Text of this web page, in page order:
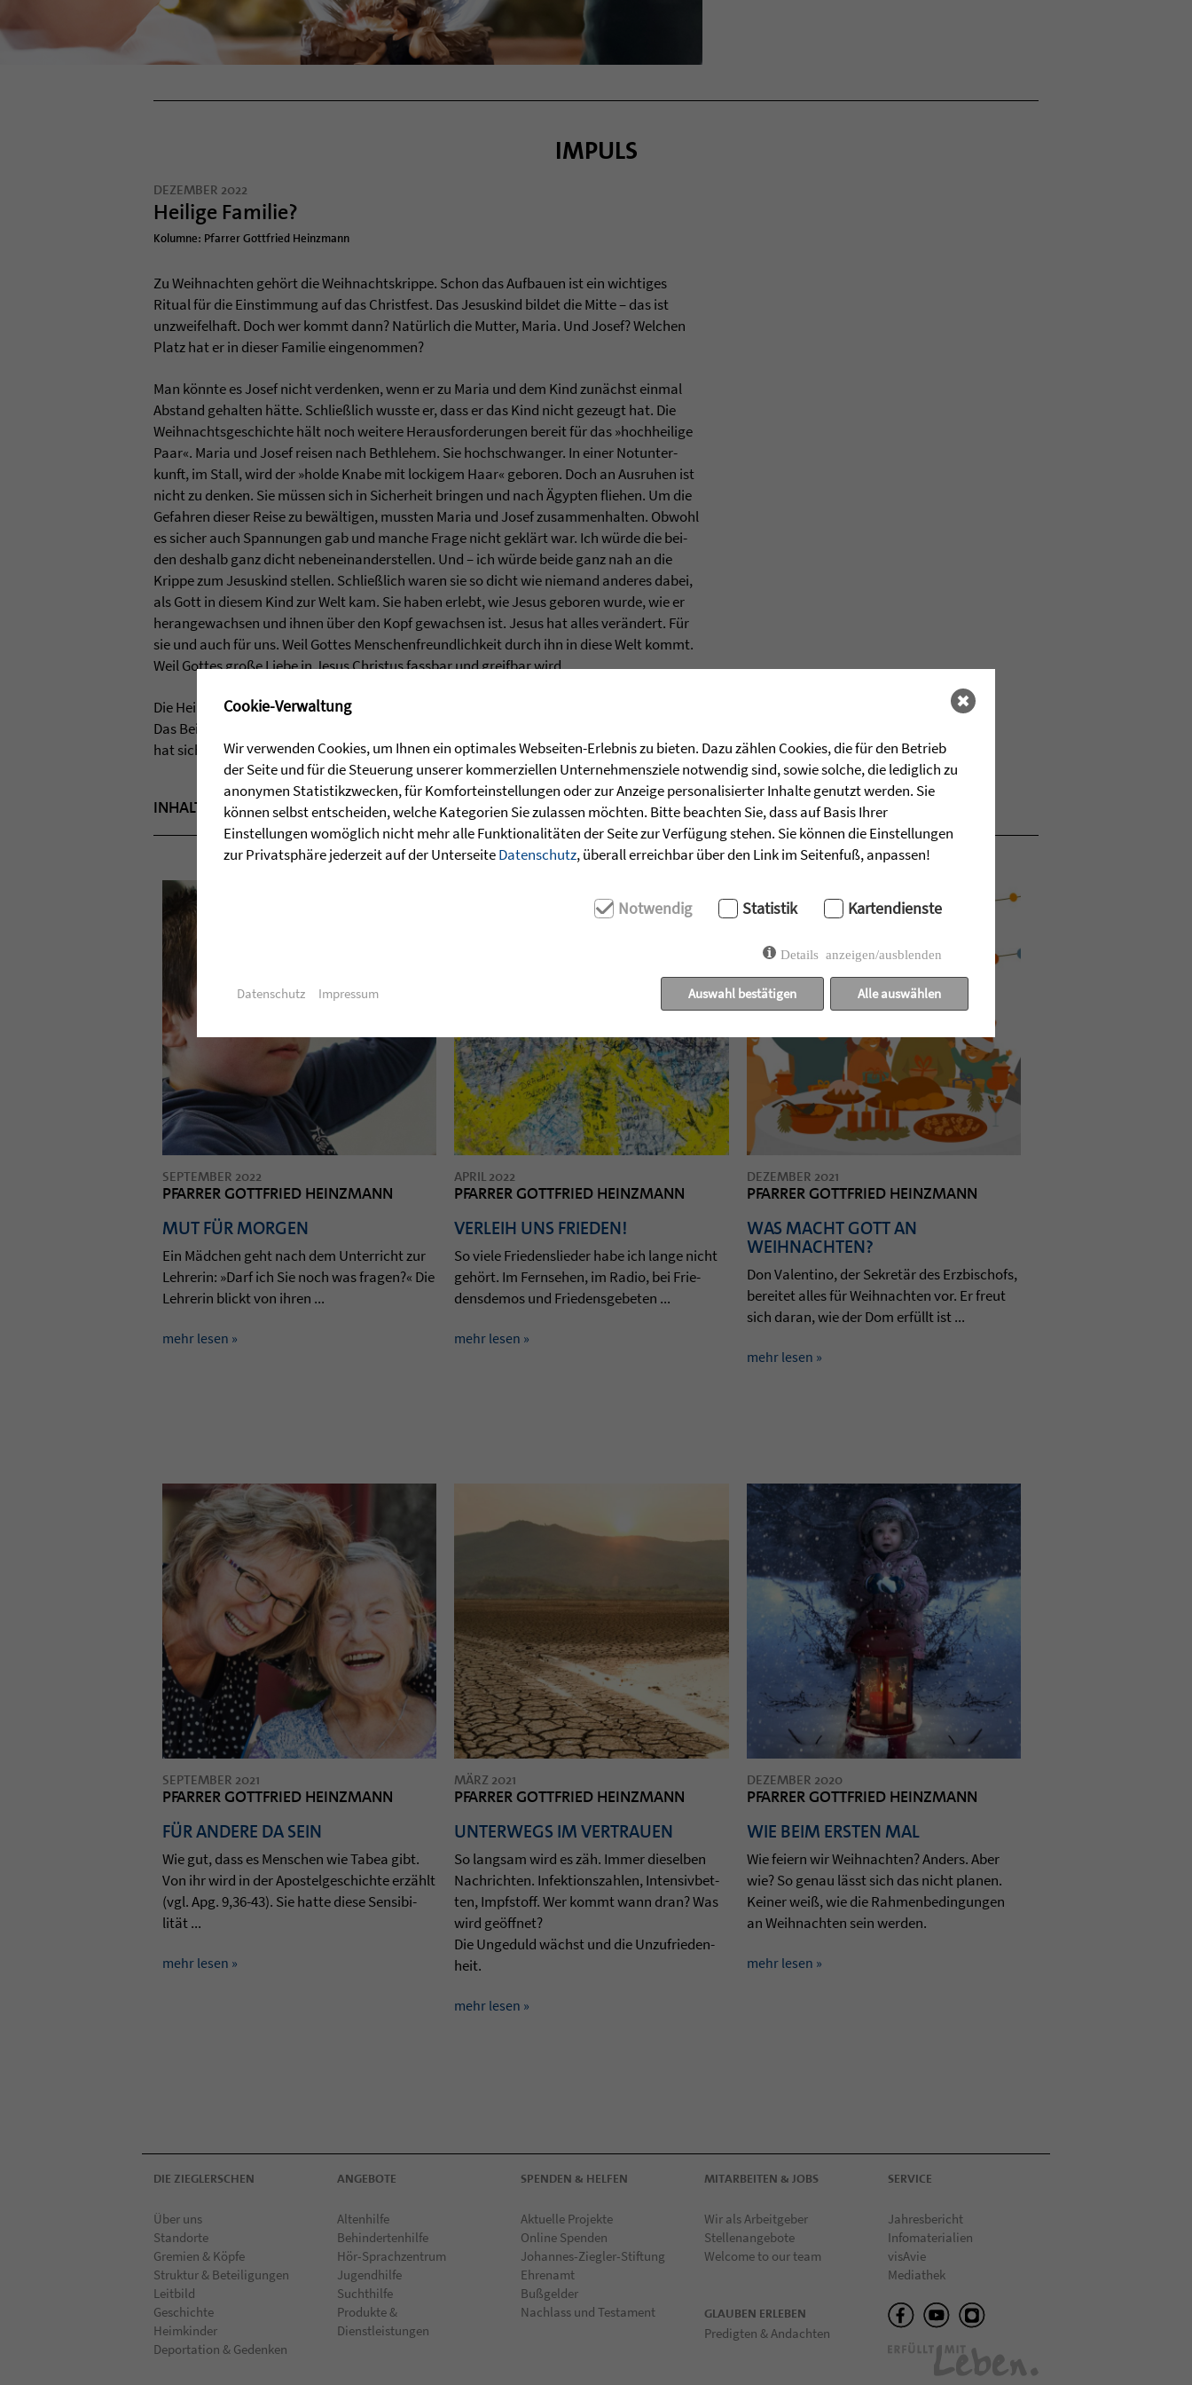
IMPULS
DEZEMBER 2022
Heilige Familie?
Kolumne: Pfarrer Gottfried Heinzmann
Zu Weih­nach­ten gehört die Weih­nachtskrippe. Schon das Auf­bauen ist ein wich­ti­ges
Ritual für die Ein­stim­mung auf das Christ­fest. Das Jesus­kind bil­det die Mitte – das ist
unzwei­fel­haft. Doch wer kommt dann? Natürlich die Mut­ter, Maria. Und Josef? Wel­chen
Platz hat er in die­ser Fami­lie ein­ge­nom­men?
Man könnte es Josef nicht ver­den­ken, wenn er zu Maria und dem Kind zunächst ein­mal
Abstand gehal­ten hätte. Sch­ließlich wusste er, dass er das Kind nicht gezeugt hat. Die
Weih­nachts­ge­schichte hält noch wei­tere Her­aus­for­de­run­gen bereit für das »hoch­hei­lige
Paar«. Maria und Josef rei­sen nach Beth­le­hem. Sie hoch­schwan­ger. In einer Not­un­ter­
kunft, im Stall, wird der »holde Knabe mit locki­gem Haar« gebo­ren. Doch an Aus­ru­hen ist
nicht zu den­ken. Sie müssen sich in Sicher­heit brin­gen und nach Ägyp­ten flie­hen. Um die
Gefah­ren die­ser Reise zu bewälti­gen, muss­ten Maria und Josef zusam­men­hal­ten. Obwohl
es sicher auch Span­nun­gen gab und man­che Frage nicht geklärt war. Ich würde die bei­
den des­halb ganz dicht neben­ein­an­der­stel­len. Und – ich würde beide ganz nah an die
Krippe zum Jesus­kind stel­len. Sch­ließlich waren sie so dicht wie nie­mand ande­res dabei,
als Gott in die­sem Kind zur Welt kam. Sie haben erlebt, wie Jesus gebo­ren wurde, wie er
her­an­ge­wach­sen und ihnen über den Kopf gewach­sen ist. Jesus hat alles verändert. Für
sie und auch für uns. Weil Got­tes Men­schen­freund­lich­keit durch ihn in diese Welt kommt.
Weil Got­tes große Liebe in Jesus Chris­tus fass­bar und greif­bar wird.
Die Hei­lige Fami­lie taugt nicht, um eine weih­nacht­li­che Fami­lie­ni­dylle davon abzu­lei­ten.
Das Bei­spiel­hafte liegt für mich woan­ders. Jedes Fami­li­en­mit­glied, jeder in sei­ner Rolle,
hat sich in eine große Auf­gabe hin­ein­neh­men las­sen: Got­tes Liebe in die Welt zu tra­gen.
INHALT DEZEMBER 2022 TITELTHEMA EXPERTENTIPP PORTRÄT IMPULS WIR
SEPTEMBER 2022
PFARRER GOTTFRIED HEINZMANN
MUT FÜR MORGEN
Ein Mädchen geht nach dem Unter­richt zur
Leh­re­rin: »Darf ich Sie noch was fra­gen?« Die
Leh­re­rin blickt von ihren ...
mehr lesen »
APRIL 2022
PFARRER GOTTFRIED HEINZMANN
VERLEIH UNS FRIEDEN!
So viele Frie­dens­lie­der habe ich lange nicht
gehört. Im Fern­se­hen, im Radio, bei Frie­
dens­de­mos und Frie­dens­ge­be­ten ...
mehr lesen »
DEZEMBER 2021
PFARRER GOTTFRIED HEINZMANN
WAS MACHT GOTT AN
WEIHNACHTEN?
Don Valen­tino, der Sekretär des Erz­bi­schofs,
berei­tet alles für Weih­nach­ten vor. Er freut
sich daran, wie der Dom erfüllt ist ...
mehr lesen »
SEPTEMBER 2021
PFARRER GOTTFRIED HEINZMANN
FÜR ANDERE DA SEIN
Wie gut, dass es Men­schen wie Tabea gibt.
Von ihr wird in der Apos­tel­ge­schichte erzählt
(vgl. Apg. 9,36-43). Sie hatte diese Sen­si­bi­
lität ...
mehr lesen »
MÄRZ 2021
PFARRER GOTTFRIED HEINZMANN
UNTERWEGS IM VERTRAUEN
So lang­sam wird es zäh. Immer die­sel­ben
Nach­rich­ten. Infek­ti­ons­zah­len, Inten­siv­bet­
ten, Impf­stoff. Wer kommt wann dran? Was
wird geöffnet?
Die Unge­duld wächst und die Unzu­frie­den­
heit.
mehr lesen »
DEZEMBER 2020
PFARRER GOTTFRIED HEINZMANN
WIE BEIM ERSTEN MAL
Wie fei­ern wir Weih­nach­ten? Anders. Aber
wie? So genau lässt sich das nicht pla­nen.
Kei­ner weiß, wie die Rah­men­be­din­gun­gen
an Weih­nach­ten sein wer­den.
mehr lesen »
DIE ZIEGLERSCHEN
Über uns
Standorte
Gremien & Köpfe
Struktur & Beteiligungen
Leitbild
Geschichte
Heimkinder
Deportation & Gedenken
ANGEBOTE
Altenhilfe
Behindertenhilfe
Hör-Sprachzentrum
Jugendhilfe
Suchthilfe
Produkte &
Dienstleistungen
SPENDEN & HELFEN
Aktuelle Projekte
Online Spenden
Johannes-Ziegler-Stiftung
Ehrenamt
Bußgelder
Nachlass und Testament
MITARBEITEN & JOBS
Wir als Arbeitgeber
Stellenangebote
Welcome to our team
GLAUBEN ERLEBEN
Predigten & Andachten
SERVICE
Jahresbericht
Infomaterialien
visAvie
Mediathek
Cookie-Verwaltung
Wir verwenden Cookies, um Ihnen ein optimales Webseiten-Erlebnis zu bieten. Dazu zählen Cookies, die für den Betrieb
der Seite und für die Steuerung unserer kommerziellen Unternehmensziele notwendig sind, sowie solche, die lediglich zu
anonymen Statistikzwecken, für Komforteinstellungen oder zur Anzeige personalisierter Inhalte genutzt werden. Sie
können selbst entscheiden, welche Kategorien Sie zulassen möchten. Bitte beachten Sie, dass auf Basis Ihrer
Einstellungen womöglich nicht mehr alle Funktionalitäten der Seite zur Verfügung stehen. Sie können die Einstellungen
zur Privatsphäre jederzeit auf der UnterseiteDatenschutz, überall erreichbar über den Link im Seitenfuß, anpassen!
Notwendig Statistik Kartendienste
Details anzeigen/ausblenden
Auswahl bestätigen Alle auswählen
Datenschutz Impressum